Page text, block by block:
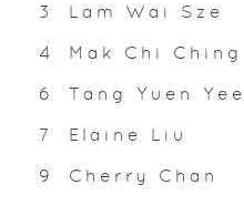
3 Lam Wai Sze
4 Mak Chi Ching
6 Tang Yuen Yee
7 Elaine Liu
9 Cherry Chan